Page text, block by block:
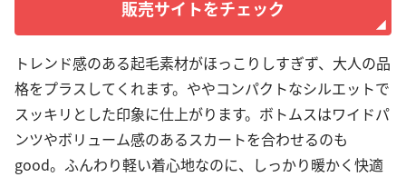
販売サイトをチェック
トレンド感のある起毛素材がほっこりしすぎず、大人の品
格をプラスしてくれます。ややコンパクトなシルエットで
スッキリとした印象に仕上がります。ボトムスはワイドパ
ンツやボリューム感のあるスカートを合わせるのも
good。ふんわり軽い着心地なのに、しっかり暖かく快適